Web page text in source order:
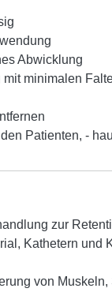
Abwicklung
minimalen
Patienten, -
zur
Kathetern und
von